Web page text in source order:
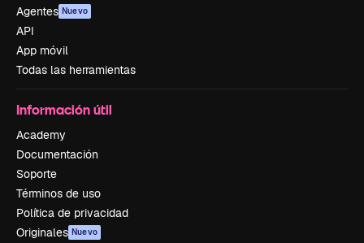
Agentes Nuevo
API
App móvil
Todas las herramientas
Información útil
Academy
Documentación
Soporte
Términos de uso
Política de privacidad
Originales Nuevo